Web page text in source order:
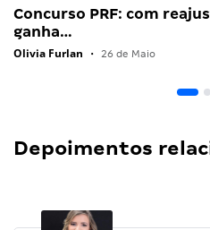
Concurso PRF: com
ganha…
Olivia Furlan • 26 de Maio
Depoimentos